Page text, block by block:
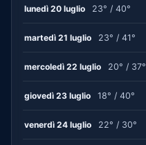
lunedì 20 luglio 23° / 40°
martedì 21 luglio 23° / 41°
mercoledì 22 luglio 20° / 37°
giovedì 23 luglio 18° / 40°
venerdì 24 luglio 22° / 30°